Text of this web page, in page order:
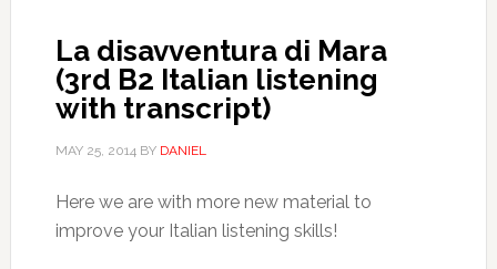
La disavventura di Mara
(3rd B2 Italian listening
with transcript)
MAY 25, 2014BY DANIEL
Here we are with more new material to
improve your Italian listening skills!